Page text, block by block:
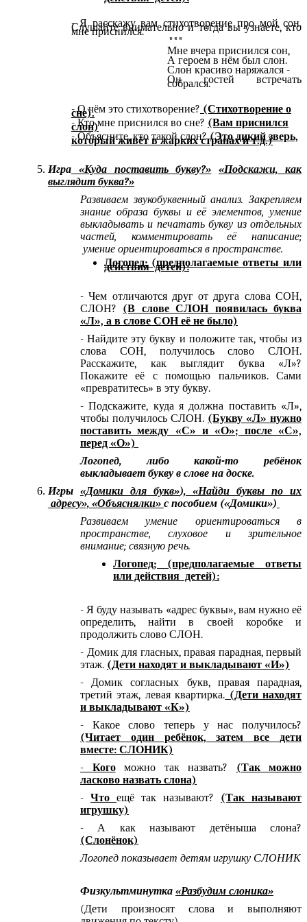
- Я расскажу вам стихотворение про мой сон.
Слушайте внимательно и тогда вы узнаете, кто
мне приснился.
***
Мне вчера приснился сон,
А героем в нём был слон.
Слон красиво наряжался -
Он гостей встречать
собрался.
- О чём это стихотворение? (Стихотворение о
сне).
- Кто мне приснился во сне? (Вам приснился
слон)
- Объясните, кто такой слон?(Это дикий зверь,
который живёт в жарких странах и т.д.)
Игра«Куда поставить букву?»
«Подскажи, как
выглядит буква?»
Развиваем звукобуквенный анализ. Закрепляем
знание образа буквы и её элементов, умение
выкладывать и печатать букву из отдельных
частей, комментировать её написание;
умение ориентироваться в пространстве.
Логопед; (предполагаемые ответы или
действия детей):
- Чем отличаются друг от друга слова СОН,
СЛОН? (В слове СЛОН появилась буква
«Л», а в слове СОН её не было)
- Найдите эту букву и положите так, чтобы из
слова СОН, получилось слово СЛОН.
Расскажите, как выглядит буква «Л»?
Покажите её с помощью пальчиков. Сами
«превратитесь» в эту букву.
- Подскажите, куда я должна поставить «Л»,
чтобы получилось СЛОН. (Букву «Л» нужно
поставить между «С» и «О»; после «С»,
перед «О»)
Логопед, либо какой-то ребёнок
выкладывает букву в слове на доске.
Игры «Домики для букв»), «Найди буквы по их
адресу», «Объяснялки» с пособием («Домики»)
Развиваем умение ориентироваться в
пространстве, слуховое и зрительное
внимание; связную речь.
Логопед; (предполагаемые ответы
или действия детей):
- Я буду называть «адрес буквы», вам нужно её
определить, найти в своей коробке и
продолжить слово СЛОН.
- Домик для гласных, правая парадная, первый
этаж. (Дети находят и выкладывают «И»)
- Домик согласных букв, правая парадная,
третий этаж, левая квартирка. (Дети находят
и выкладывают «К»)
- Какое слово теперь у нас получилось?
(Читает один ребёнок, затем все дети
вместе: СЛОНИК)
- Когоможно так назвать? (Так можно
ласково назвать слона)
-Что ещё так называют? (Так называют
игрушку)
- А как называют детёныша слона?
(Слонёнок)
Логопед показывает детям игрушку СЛОНИК
Физкультминутка«Разбудим слоника»
(Дети произносят слова и выполняют